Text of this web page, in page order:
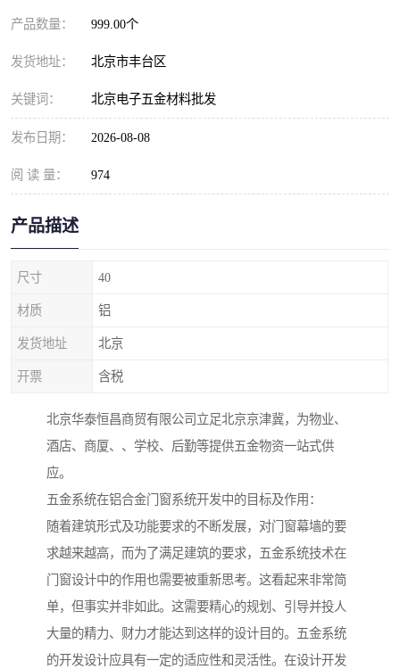
产品数量： 999.00个
发货地址： 北京市丰台区
关键词： 北京电子五金材料批发
发布日期： 2026-08-08
阅 读 量： 974
产品描述
尺寸 40
材质 铝
发货地址 北京
开票 含税
北京华泰恒昌商贸有限公司立足北京京津冀，为物业、
酒店、商厦、、学校、后勤等提供五金物资一站式供
应。
五金系统在铝合金门窗系统开发中的目标及作用：
随着建筑形式及功能要求的不断发展，对门窗幕墙的要
求越来越高，而为了满足建筑的要求，五金系统技术在
门窗设计中的作用也需要被重新思考。这看起来非常简
单，但事实并非如此。这需要精心的规划、引导并投人
大量的精力、财力才能达到这样的设计目的。五金系统
的开发设计应具有一定的适应性和灵活性。在设计开发